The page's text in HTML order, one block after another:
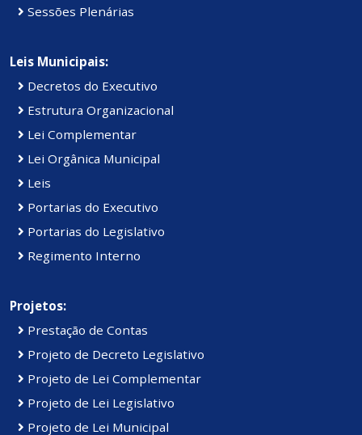
Sessões Plenárias
Leis Municipais:
Decretos do Executivo
Estrutura Organizacional
Lei Complementar
Lei Orgânica Municipal
Leis
Portarias do Executivo
Portarias do Legislativo
Regimento Interno
Projetos:
Prestação de Contas
Projeto de Decreto Legislativo
Projeto de Lei Complementar
Projeto de Lei Legislativo
Projeto de Lei Municipal